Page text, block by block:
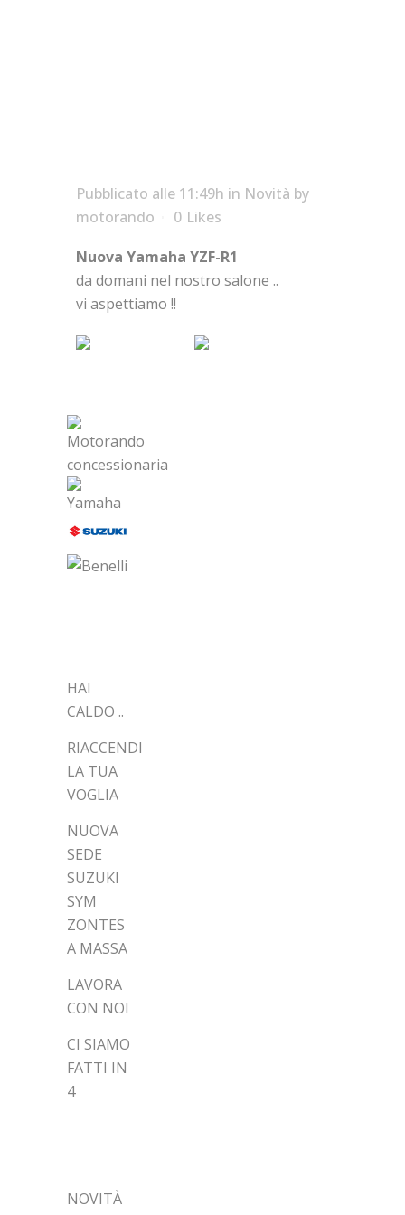
Pubblicato alle 11:49h in Novità by
motorando
0 Likes
Nuova Yamaha YZF-R1
da domani nel nostro salone ..
vi aspettiamo !!
HAI
CALDO ..
RIACCENDI
LA TUA
VOGLIA
NUOVA
SEDE
SUZUKI
SYM
ZONTES
A MASSA
LAVORA
CON NOI
CI SIAMO
FATTI IN
4
NOVITÀ